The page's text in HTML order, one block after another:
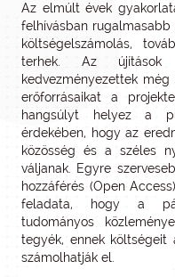
Az elmúlt évek
felhívásban
költségelszámolás,
terhek. Az
kedvezményezettek
erőforrásaikat a
hangsúlyt helyez a
érdekében, hogy az
közösség és a széles
váljanak. Egyre
hozzáférés (Open
feladata, hogy a
tudományos
tegyék, ennek költségeit
számolhatják el.